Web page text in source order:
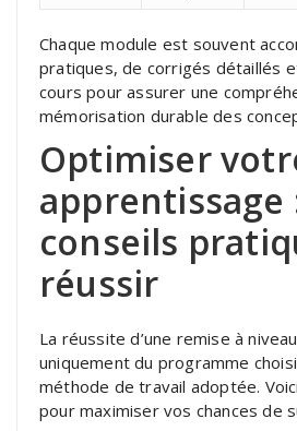
Chaque module est souvent
pratiques, de corrigés détaillés
cours pour assurer une
mémorisation durable des
Optimiser
apprentissage
conseils
réussir
La réussite d’une remise à
uniquement du programme
méthode de travail adoptée.
pour maximiser vos chances de